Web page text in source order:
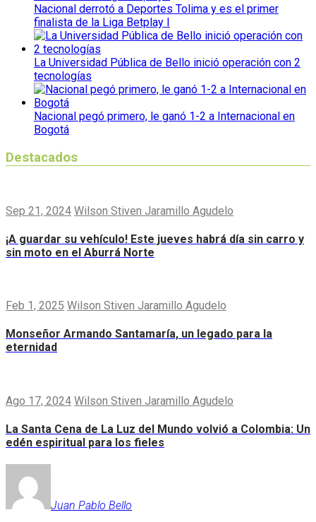
Nacional derrotó a Deportes Tolima y es el primer
finalista de la Liga Betplay I
La Universidad Pública de Bello inició operación con 2
tecnologías
Nacional pegó primero, le ganó 1-2 a Internacional en
Bogotá
Destacados
Sep 21, 2024 Wilson Stiven Jaramillo Agudelo
¡A guardar su vehículo! Este jueves habrá día sin carro y
sin moto en el Aburrá Norte
Feb 1, 2025 Wilson Stiven Jaramillo Agudelo
Monseñor Armando Santamaría, un legado para la
eternidad
Ago 17, 2024 Wilson Stiven Jaramillo Agudelo
La Santa Cena de La Luz del Mundo volvió a Colombia: Un
edén espiritual para los fieles
Juan Pablo Bello